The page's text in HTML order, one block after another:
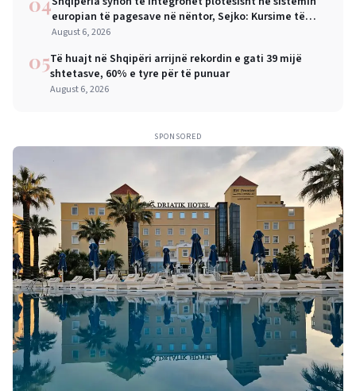
europian të pagesave në nëntor, Sejko: Kursime të
mëdha për qytetarët dhe bizneset
August 6, 2026
05Të huajt në Shqipëri arrijnë rekordin e gati 39 mijë
shtetasve, 60% e tyre për të punuar
August 6, 2026
SPONSORED